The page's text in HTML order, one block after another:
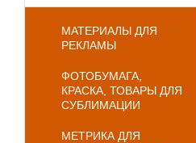
МАТЕРИАЛЫ ДЛЯ
РЕКЛАМЫ
ФОТОБУМАГА,
КРАСКА, ТОВАРЫ ДЛЯ
СУБЛИМАЦИИ
МЕТРИКА ДЛЯ